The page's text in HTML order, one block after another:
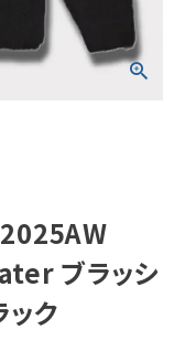
ブラッシ
ク